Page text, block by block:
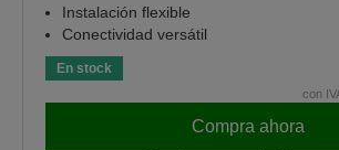
Instalación flexible
Conectividad versátil
En stock
con
Compra ahora